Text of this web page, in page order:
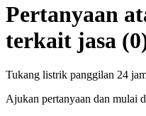
Pertanyaan
terkait jasa (0
Tukang listrik panggilan 24
Ajukan pertanyaan dan mulai